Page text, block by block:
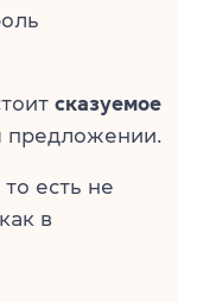
сказуемое
предложении.
, то есть не
в